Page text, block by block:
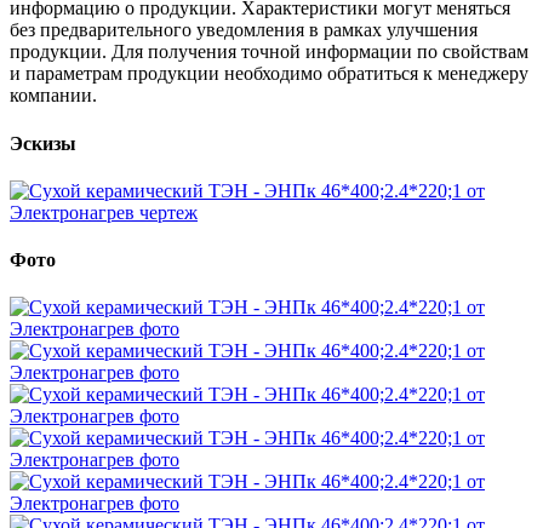
информацию о продукции. Характеристики могут меняться
без предварительного уведомления в рамках улучшения
продукции. Для получения точной информации по свойствам
и параметрам продукции необходимо обратиться к менеджеру
компании.
Эскизы
Фото